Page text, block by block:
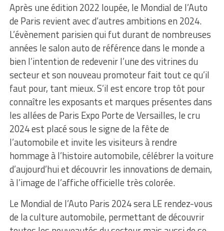
Après une édition 2022 loupée, le Mondial de l’Auto
de Paris revient avec d’autres ambitions en 2024.
L’évènement parisien qui fut durant de nombreuses
années le salon auto de référence dans le monde a
bien l’intention de redevenir l’une des vitrines du
secteur et son nouveau promoteur fait tout ce qu’il
faut pour, tant mieux. S’il est encore trop tôt pour
connaître les exposants et marques présentes dans
les allées de Paris Expo Porte de Versailles, le cru
2024 est placé sous le signe de la fête de
l’automobile et invite les visiteurs à rendre
hommage à l’histoire automobile, célébrer la voiture
d’aujourd’hui et découvrir les innovations de demain,
à l’image de l’affiche officielle très colorée.
Le Mondial de l’Auto Paris 2024 sera LE rendez-vous
de la culture automobile, permettant de découvrir